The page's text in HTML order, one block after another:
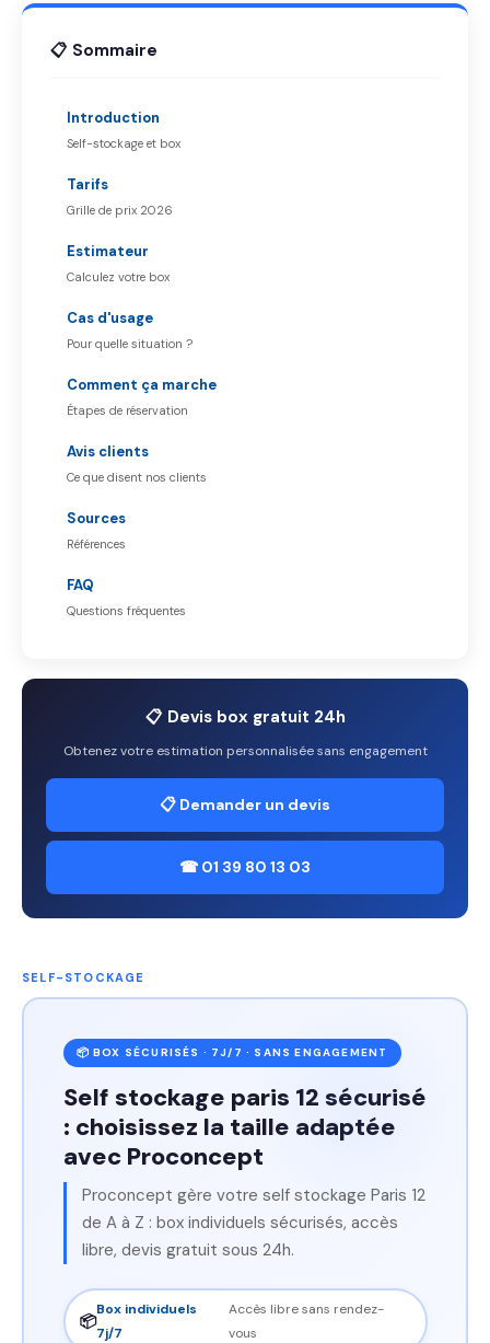
📋 Sommaire
Introduction
Self-stockage et box
Tarifs
Grille de prix 2026
Estimateur
Calculez votre box
Cas d'usage
Pour quelle situation ?
Comment ça marche
Étapes de réservation
Avis clients
Ce que disent nos clients
Sources
Références
FAQ
Questions fréquentes
📋 Devis box gratuit 24h
Obtenez votre estimation personnalisée sans engagement
📋 Demander un devis
☎ 01 39 80 13 03
SELF-STOCKAGE
📦 BOX SÉCURISÉS · 7J/7 · SANS ENGAGEMENT
Self stockage paris 12 sécurisé
: choisissez la taille adaptée
avec Proconcept
Proconcept gère votre self stockage Paris 12
de A à Z : box individuels sécurisés, accès
libre, devis gratuit sous 24h.
📦
Box individuels
7j/7
Accès libre sans rendez-
vous